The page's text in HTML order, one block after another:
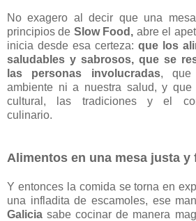
No exagero al decir que una
principios de Slow Food, abre el
inicia desde esa certeza: que los
saludables y sabrosos, que se
las personas involucradas, que
ambiente ni a nuestra salud, y que
cultural, las tradiciones y el
culinario.
Alimentos en una mesa justa y
Y entonces la comida se torna en
una infladita de escamoles, ese
Galicia sabe cocinar de manera